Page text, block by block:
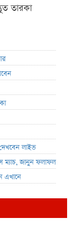
তারকা
লাইভ
ম্যাচ, জানুন ফলাফল